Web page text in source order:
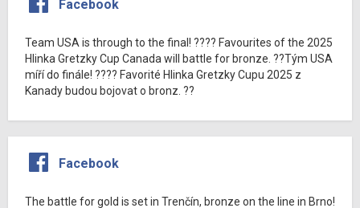
Facebook
Team USA is through to the final! ???? Favourites of the 2025
Hlinka Gretzky Cup Canada will battle for bronze. ??Tým USA
míří do finále! ???? Favorité Hlinka Gretzky Cupu 2025 z
Kanady budou bojovat o bronz. ??
Facebook
The battle for gold is set in Trenčín, bronze on the line in Brno!